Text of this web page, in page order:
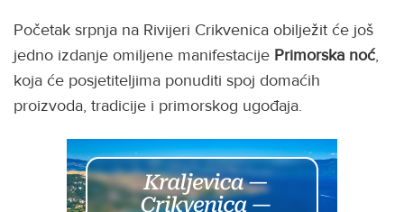
Početak srpnja na Rivijeri Crikvenica obilježit će još
jedno izdanje omiljene manifestacije Primorska noć,
koja će posjetiteljima ponuditi spoj domaćih
proizvoda, tradicije i primorskog ugođaja.